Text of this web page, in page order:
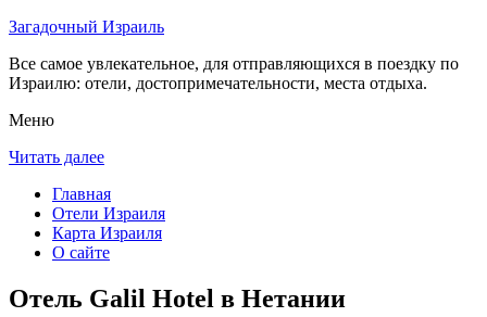
Загадочный Израиль
Все самое увлекательное, для отправляющихся в поездку по
Израилю: отели, достопримечательности, места отдыха.
Меню
Читать далее
Главная
Отели Израиля
Карта Израиля
О сайте
Отель Galil Hotel в Нетании